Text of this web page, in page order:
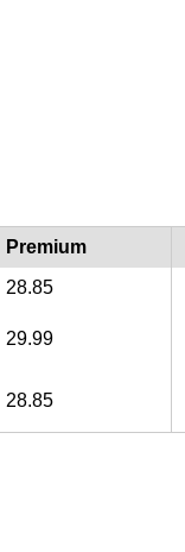
Premium
28.85
29.99
28.85